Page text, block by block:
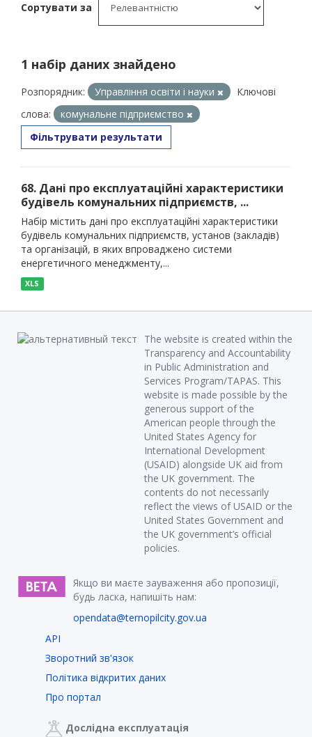
Сортувати за
1 набір даних знайдено
Розпорядник: Управління освіти і науки
Ключові
слова:
комунальне підприємство
Фільтрувати результати
68. Дані про експлуатаційні характеристики
будівель комунальних підприємств, ...
Набір містить дані про експлуатаційні характеристики
будівель комунальних підприємств, установ (закладів)
та організацій, в яких впроваджено системи
енергетичного менеджменту,...
XLS
The website is created within the
Transparency and Accountability
in Public Administration and
Services Program/TAPAS. This
website is made possible by the
generous support of the
American people through the
United States Agency for
International Development
(USAID) alongside UK aid from
the UK government. The
contents do not necessarily
reflect the views of USAID or the
United States Government and
the UK government’s official
policies.
Якщо ви маєте зауваження або пропозиції,
будь ласка, напишіть нам:
opendata@ternopilcity.gov.ua
API
Зворотний зв'язок
Політика відкритих даних
Про портал
Дослідна експлуатація